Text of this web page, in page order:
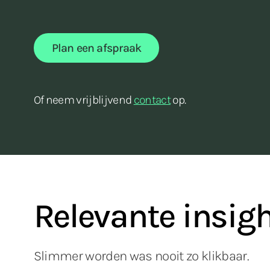
Plan een afspraak
Of neem vrijblijvend contactop.
Relevante
Slimmer worden was nooit zo klikbaar.